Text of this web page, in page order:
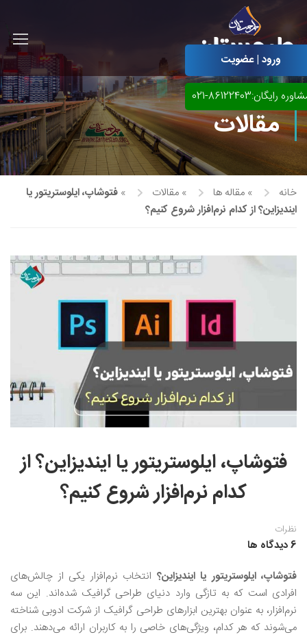
آموزش مجازی طراحی لباس
آموزش مجازی طراحی داخلی
نقاشی رنگ روغن
نقاشی آبرنگ
نقاشی کودک و نوجوان
طراحی سیاه قلم
نقاشی مینیاتور(نگارگری)
نقاشی تذهیب و گل و مرغ
خوشنویسی نستعلیق
خوشنویسی با خودکار
خط نقاشی
ورود | عضویت
رایگان:86122403-021
مقالات
خانه » مقاله ها » مقالات » فتوشاپ، ایلوستریتور یا
ایندیزاین؟ از کدام نرم‌افزار شروع کنیم؟
فتوشاپ، ایلوستریتور یا ایندیزاین؟ از
کدام نرم‌افزار شروع کنیم؟
نظرات
6 دیدگاه ها
فتوشاپ، ایلوستریتور یا ایندیزاین؟ انتخاب نرم‌افزار یکی از چالش‌های
افرادی است که به تازگی وارد دنیای طراحی گرافیک شده‌اند. این سه
نرم‌افزار، به عنوان بهترین ابزارهای طراحی گرافیک از شرکت ادوبی شناخته
می‌شوند که هر کدام، ویژگی‌های خاصی را به کاربران ارائه می‌دهند. برای